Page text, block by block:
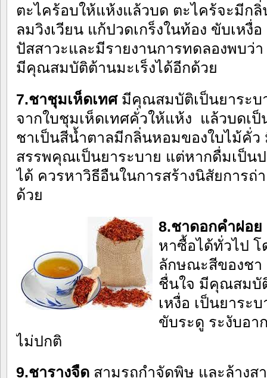
ตะไคร้อบให้แห้งแล้วบด ตะไคร้จะมีก
ลมวิงเวียน แก้ปวดเกร็งในท้อง ขับเหงื่
ปัสสาวะและมีรายงานการทดลองพบว่
มีคุณสมบัติต้านมะเร็งได้อีกด้วย
7.ชาชุมเห็ดเทศมีคุณสมบัติเป็นยาระบ
จากใบชุมเห็ดเทศคั่วให้แห้ง แล้วบดเป็
ชาเป็นสีน้ำตาลมีกลิ่นหอมของใบไม้คั่ว
สรรพคุณเป็นยาระบาย แต่หากดื่มเป็น
ได้ ควรหาวิธีอืนในการสร้างนิสัยการถ่
ด้วย
8.ชาดอกคำฝอย
หาซื้อได้ทั่วไป
ลักษณะสีของช
ชื่นใจ มีคุณสมบั
เหงื่อ เป็นยาระ
ขับระดู ระงับอา
ไม่ปกติ
9.ชารางจืด สามรถกำจัดพิษ และล้าง